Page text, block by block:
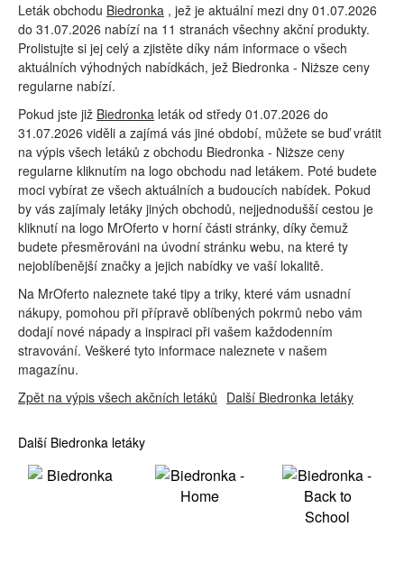
Leták obchodu Biedronka , jež je aktuální mezi dny 01.07.2026
do 31.07.2026 nabízí na 11 stranách všechny akční produkty.
Prolistujte si jej celý a zjistěte díky nám informace o všech
aktuálních výhodných nabídkách, jež Biedronka - Niższe ceny
regularne nabízí.
Pokud jste již Biedronka leták od středy 01.07.2026 do
31.07.2026 viděli a zajímá vás jiné období, můžete se buď vrátit
na výpis všech letáků z obchodu Biedronka - Niższe ceny
regularne kliknutím na logo obchodu nad letákem. Poté budete
moci vybírat ze všech aktuálních a budoucích nabídek. Pokud
by vás zajímaly letáky jiných obchodů, nejjednodušší cestou je
kliknutí na logo MrOferto v horní části stránky, díky čemuž
budete přesměrováni na úvodní stránku webu, na které ty
nejoblíbenější značky a jejich nabídky ve vaší lokalitě.
Na MrOferto naleznete také tipy a triky, které vám usnadní
nákupy, pomohou při přípravě oblíbených pokrmů nebo vám
dodají nové nápady a inspiraci při vašem každodenním
stravování. Veškeré tyto informace naleznete v našem
magazínu.
Zpět na výpis všech akčních letáků Další Biedronka letáky
Další Biedronka letáky